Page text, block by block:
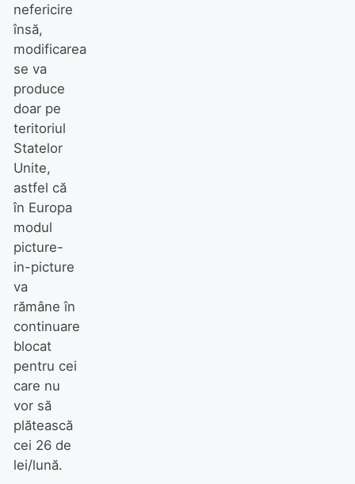
nefericire
însă,
modificarea
se va
produce
doar pe
teritoriul
Statelor
Unite,
astfel că
în Europa
modul
picture-
in-picture
va
rămâne în
continuare
blocat
pentru cei
care nu
vor să
plătească
cei 26 de
lei/lună.